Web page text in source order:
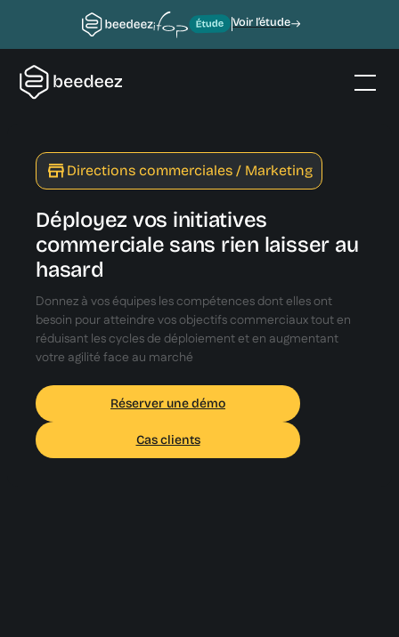
Voir l’étude
Directions commerciales / Marketing
Déployez vos initiatives
commerciale sans rien laisser au
hasard
Donnez à vos équipes les compétences dont elles ont
besoin pour atteindre vos objectifs commerciaux tout en
réduisant les cycles de déploiement et en augmentant
votre agilité face au marché
Réserver une démo
Cas clients